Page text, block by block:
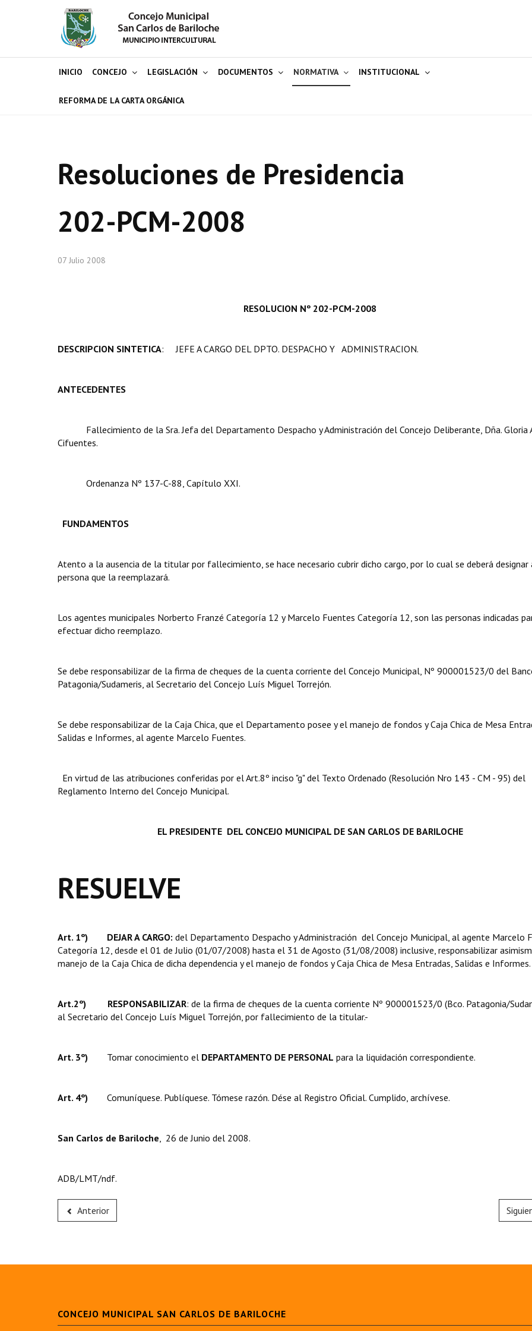
INICIO CONCEJO LEGISLACIÓN DOCUMENTOS NORMATIVA INSTITUCIONAL
REFORMA DE LA CARTA ORGÁNICA
Resoluciones de Presidencia
202-PCM-2008
07 Julio 2008
RESOLUCION Nº 202-PCM-2008
DESCRIPCION SINTETICA: JEFE A CARGO DEL DPTO. DESPACHO Y ADMINISTRACION.
ANTECEDENTES
Fallecimiento de la Sra. Jefa del Departamento Despacho y Administración del Concejo Deliberante, Dña. Gloria
Cifuentes.
Ordenanza Nº 137-C-88, Capítulo XXI.
FUNDAMENTOS
Atento a la ausencia de la titular por fallecimiento, se hace necesario cubrir dicho cargo, por lo cual se deberá designar
persona que la reemplazará.
Los agentes municipales Norberto Franzé Categoría 12 y Marcelo Fuentes Categoría 12, son las personas indicadas
efectuar dicho reemplazo.
Se debe responsabilizar de la firma de cheques de la cuenta corriente del Concejo Municipal, Nº 900001523/0 del
Patagonia/Sudameris, al Secretario del Concejo Luís Miguel Torrejón.
Se debe responsabilizar de la Caja Chica, que el Departamento posee y el manejo de fondos y Caja Chica de Mesa
Salidas e Informes, al agente Marcelo Fuentes.
En virtud de las atribuciones conferidas por el Art.8º inciso "g" del Texto Ordenado (Resolución Nro 143 - CM - 95) del
Reglamento Interno del Concejo Municipal.
EL PRESIDENTE DEL CONCEJO MUNICIPAL DE SAN CARLOS DE BARILOCHE
RESUELVE
Art. 1º) DEJAR A CARGO: del Departamento Despacho y Administración del Concejo Municipal, al agente Marcelo
Categoría 12, desde el 01 de Julio (01/07/2008) hasta el 31 de Agosto (31/08/2008) inclusive, responsabilizar
manejo de la Caja Chica de dicha dependencia y el manejo de fondos y Caja Chica de Mesa Entradas, Salidas e Informes.
Art.2º) RESPONSABILIZAR: de la firma de cheques de la cuenta corriente Nº 900001523/0 (Bco. Patagonia/
al Secretario del Concejo Luís Miguel Torrejón, por fallecimiento de la titular.-
Art. 3º) Tomar conocimiento el DEPARTAMENTO DE PERSONAL para la liquidación correspondiente.
Art. 4º) Comuníquese. Publíquese. Tómese razón. Dése al Registro Oficial. Cumplido, archívese.
San Carlos de Bariloche, 26 de Junio del 2008.
ADB/LMT/ndf.
Anterior
CONCEJO MUNICIPAL SAN CARLOS DE BARILOCHE